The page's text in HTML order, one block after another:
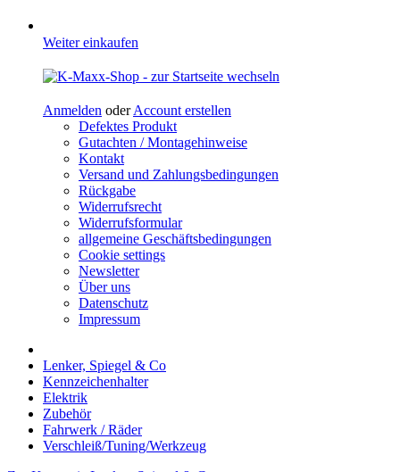
Weiter einkaufen
Anmelden oderAccount erstellen
Defektes Produkt
Gutachten / Montagehinweise
Kontakt
Versand und Zahlungsbedingungen
Rückgabe
Widerrufsrecht
Widerrufsformular
allgemeine Geschäftsbedingungen
Cookie settings
Newsletter
Über uns
Datenschutz
Impressum
Lenker, Spiegel & Co
Kennzeichenhalter
Elektrik
Zubehör
Fahrwerk / Räder
Verschleiß/Tuning/Werkzeug